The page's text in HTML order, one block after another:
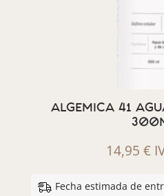
ALGEMICA 41
14,95€
Fecha estimada de